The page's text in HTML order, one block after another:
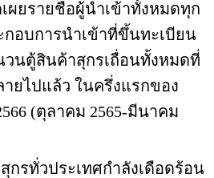
ผยรายชื่อผู้นำเข้าทั้งหมดทุก
อบการนำเข้าที่ขึ้นทะเบียน
วนตู้สินค้าสุกรเถื่อนทั้งหมดที่
ายไปแล้ว ในครึ่งแรกของ
(ตุลาคม 2565-มีนาคม
กรทั่วประเทศกำลังเดือดร้อน